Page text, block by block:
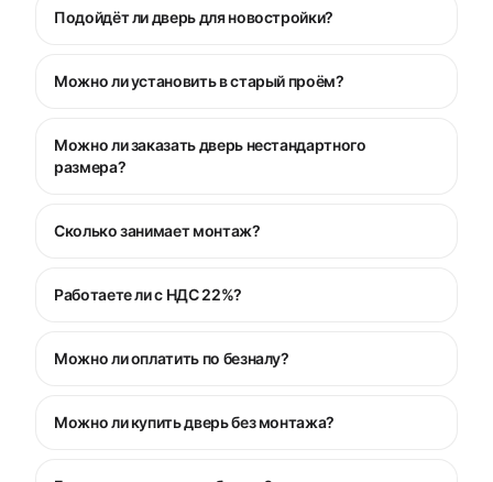
Подойдёт ли дверь для новостройки?
Можно ли установить в старый проём?
Можно ли заказать дверь нестандартного
размера?
Сколько занимает монтаж?
Работаете ли с НДС 22%?
Можно ли оплатить по безналу?
Можно ли купить дверь без монтажа?